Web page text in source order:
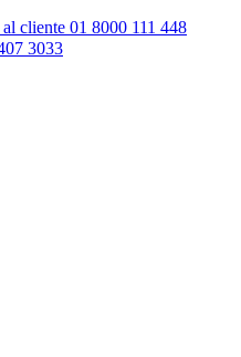
cliente 01 8000 111 448
3033